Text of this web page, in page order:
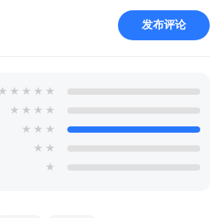
发布评论
★ ★ ★ ★ ★
★ ★ ★ ★
★ ★ ★
★ ★
★